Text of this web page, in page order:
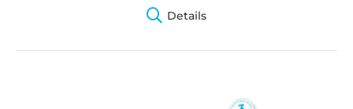
Details